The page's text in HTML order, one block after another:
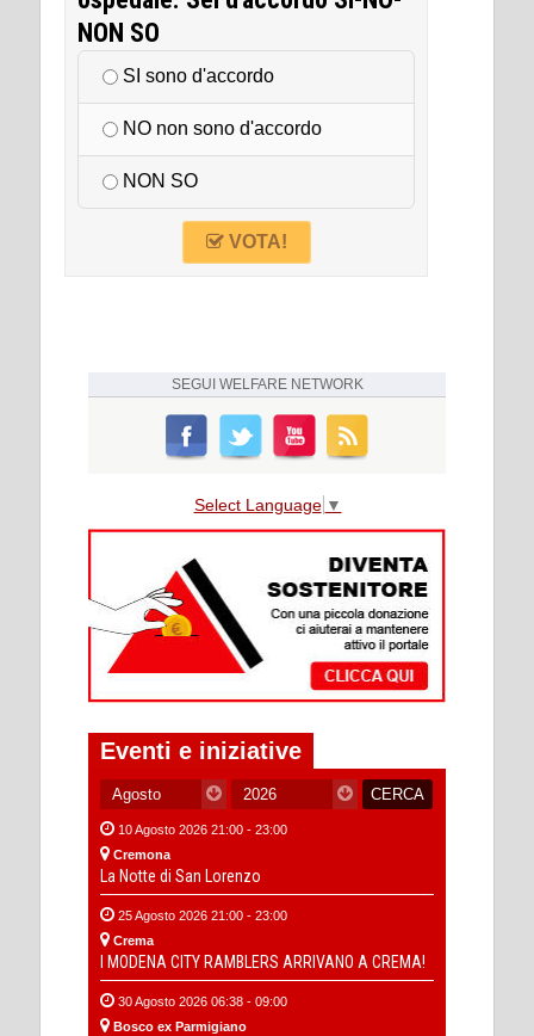
NON SO
SI sono d'accordo
NO non sono d'accordo
NON SO
VOTA!
SEGUI WELFARE NETWORK
Select Language ▼
Eventi e iniziative
10 Agosto 2026 21:00 - 23:00
Cremona
La Notte di San Lorenzo
25 Agosto 2026 21:00 - 23:00
Crema
I MODENA CITY RAMBLERS ARRIVANO A CREMA!
30 Agosto 2026 06:38 - 09:00
Bosco ex Parmigiano